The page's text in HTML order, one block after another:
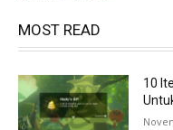
MOST READ
10